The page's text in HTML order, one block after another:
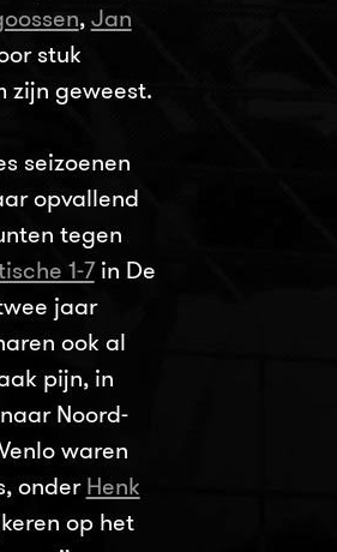
, Jan
stuk
zijn geweest.
seizoenen
opvallend
tegen
1-7in De
jaar
ook al
pijn, in
Noord-
waren
onder Henk
op het